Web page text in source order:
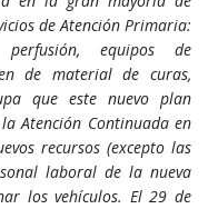
de Atención Primaria:
equipos de
de material de curas,
que este nuevo plan
Atención Continuada en
recursos (excepto las
laboral de la nueva
los vehículos. El 29 de